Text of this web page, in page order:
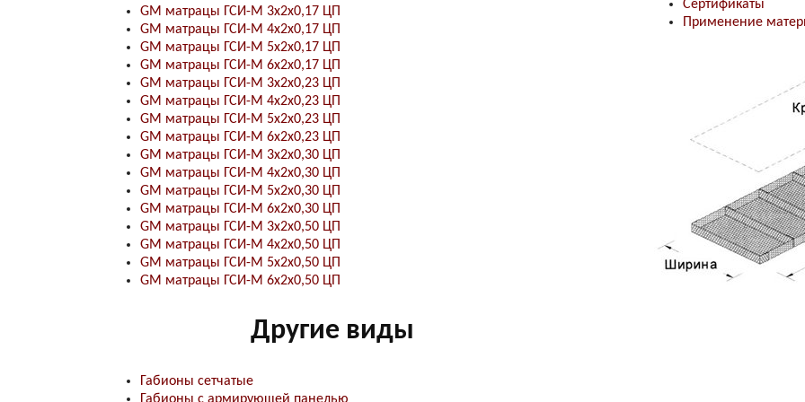
GM матрацы ГСИ-М 3x2x0,17 ЦП
GM матрацы ГСИ-М 4x2x0,17 ЦП
GM матрацы ГСИ-М 5x2x0,17 ЦП
GM матрацы ГСИ-М 6x2x0,17 ЦП
GM матрацы ГСИ-М 3x2x0,23 ЦП
GM матрацы ГСИ-М 4x2x0,23 ЦП
GM матрацы ГСИ-М 5x2x0,23 ЦП
GM матрацы ГСИ-М 6x2x0,23 ЦП
GM матрацы ГСИ-М 3x2x0,30 ЦП
GM матрацы ГСИ-М 4x2x0,30 ЦП
GM матрацы ГСИ-М 5x2x0,30 ЦП
GM матрацы ГСИ-М 6x2x0,30 ЦП
GM матрацы ГСИ-М 3x2x0,50 ЦП
GM матрацы ГСИ-М 4x2x0,50 ЦП
GM матрацы ГСИ-М 5x2x0,50 ЦП
GM матрацы ГСИ-М 6x2x0,50 ЦП
Другие виды
Габионы сетчатые
Сертификаты
Применение